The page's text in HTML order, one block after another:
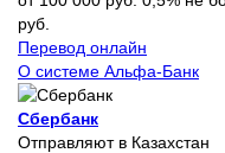
руб.
Перевод онлайн
О системе Альфа-Банк
Сбербанк
Отправляют в Казахстан